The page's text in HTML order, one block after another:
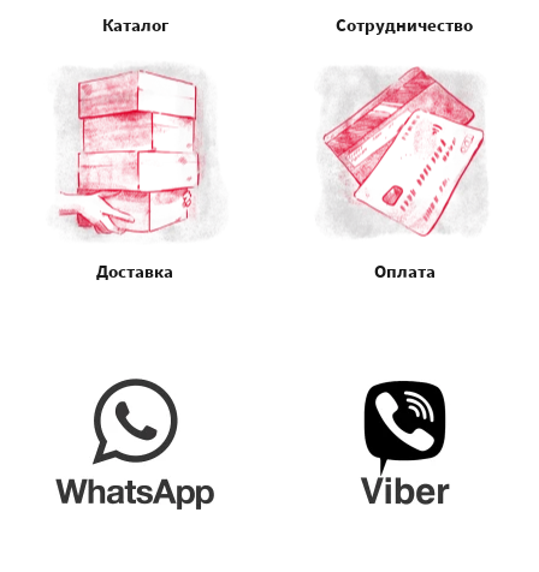
Каталог Сотрудничество
Доставка Оплата